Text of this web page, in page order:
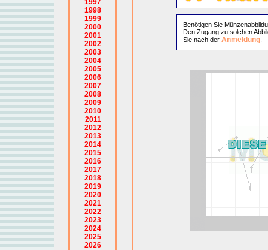
1997
1998
1999
2000
2001
2002
2003
2004
2005
2006
2007
2008
2009
2010
2011
2012
2013
2014
2015
2016
2017
2018
2019
2020
2021
2022
2023
2024
2025
2026
Benötigen Sie
Den Zugang zu solchen
Sie nach der Anmeldung.